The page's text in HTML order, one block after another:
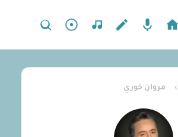
› مروان خوري